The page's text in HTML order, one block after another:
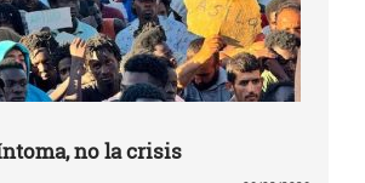
no la crisis